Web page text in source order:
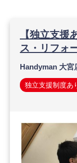
【独立支援
ス・リフォ
Handyman 大宮
独立支援制度あ